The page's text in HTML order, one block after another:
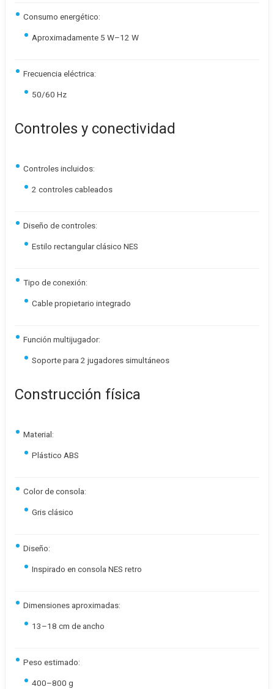
Consumo energético:
Aproximadamente 5 W–12 W
Frecuencia eléctrica:
50/60 Hz
Controles y conectividad
Controles incluidos:
2 controles cableados
Diseño de controles:
Estilo rectangular clásico NES
Tipo de conexión:
Cable propietario integrado
Función multijugador:
Soporte para 2 jugadores simultáneos
Construcción física
Material:
Plástico ABS
Color de consola:
Gris clásico
Diseño:
Inspirado en consola NES retro
Dimensiones aproximadas:
13–18 cm de ancho
Peso estimado:
400–800 g